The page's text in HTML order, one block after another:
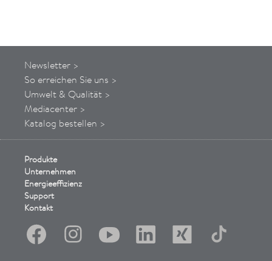
Newsletter >
So erreichen Sie uns >
Umwelt & Qualität >
Mediacenter >
Katalog bestellen >
Produkte
Unternehmen
Energieeffizienz
Support
Kontakt